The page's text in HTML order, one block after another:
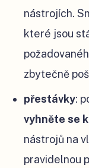
nástrojích.
které jsou
zbytečně
přestávky:
vyhněte se
nástrojů na
pravidelnou